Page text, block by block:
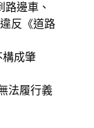
路邊車、
反《道路
構成肇
法履行義